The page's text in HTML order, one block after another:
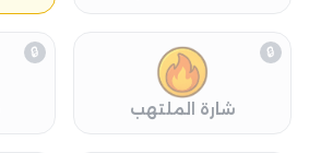
شارة الملتهب
🔒
🔒